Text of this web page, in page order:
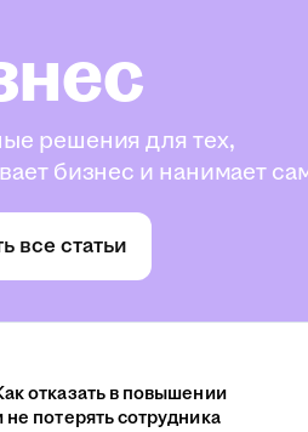
решения для тех,
бизнес и нанимает
все статьи
отказать в повышении
не потерять сотрудника